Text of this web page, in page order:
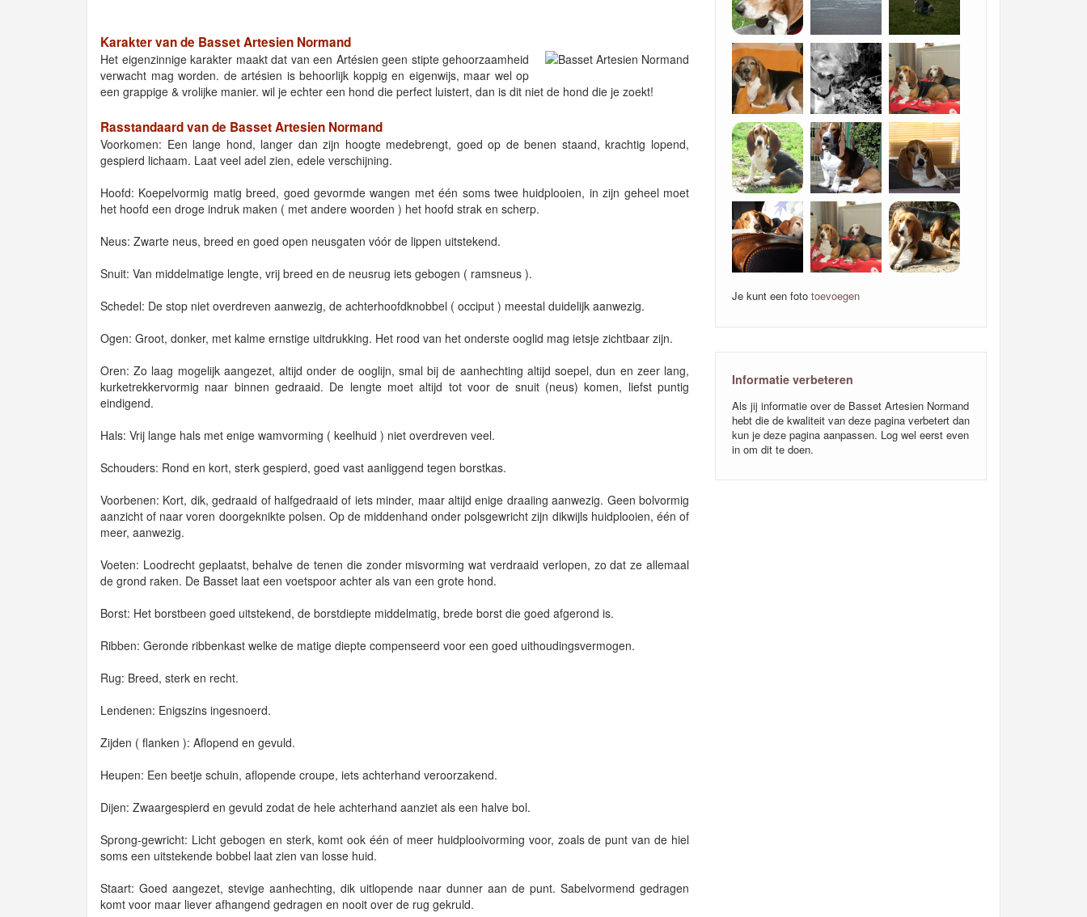
Karakter van de Basset Artesien Normand
Het eigenzinnige karakter maakt dat van een Artésien geen stipte gehoorzaamheid
verwacht mag worden. de artésien is behoorlijk koppig en eigenwijs, maar wel op
een grappige & vrolijke manier. wil je echter een hond die perfect luistert, dan is dit niet de hond die je zoekt!
Rasstandaard van de Basset Artesien Normand
Voorkomen: Een lange hond, langer dan zijn hoogte medebrengt, goed op de benen staand, krachtig lopend,
gespierd lichaam. Laat veel adel zien, edele verschijning.
Hoofd: Koepelvormig matig breed, goed gevormde wangen met één soms twee huidplooien, in zijn geheel moet
het hoofd een droge indruk maken ( met andere woorden ) het hoofd strak en scherp.
Neus: Zwarte neus, breed en goed open neusgaten vóór de lippen uitstekend.
Snuit: Van middelmatige lengte, vrij breed en de neusrug iets gebogen ( ramsneus ).
Schedel: De stop niet overdreven aanwezig, de achterhoofdknobbel ( occiput ) meestal duidelijk aanwezig.
Ogen: Groot, donker, met kalme ernstige uitdrukking. Het rood van het onderste ooglid mag ietsje zichtbaar zijn.
Oren: Zo laag mogelijk aangezet, altijd onder de ooglijn, smal bij de aanhechting altijd soepel, dun en zeer lang,
kurketrekkervormig naar binnen gedraaid. De lengte moet altijd tot voor de snuit (neus) komen, liefst puntig
eindigend.
Hals: Vrij lange hals met enige wamvorming ( keelhuid ) niet overdreven veel.
Schouders: Rond en kort, sterk gespierd, goed vast aanliggend tegen borstkas.
Voorbenen: Kort, dik, gedraaid of halfgedraaid of iets minder, maar altijd enige draaiing aanwezig. Geen bolvormig
aanzicht of naar voren doorgeknikte polsen. Op de middenhand onder polsgewricht zijn dikwijls huidplooien, één of
meer, aanwezig.
Voeten: Loodrecht geplaatst, behalve de tenen die zonder misvorming wat verdraaid verlopen, zo dat ze allemaal
de grond raken. De Basset laat een voetspoor achter als van een grote hond.
Borst: Het borstbeen goed uitstekend, de borstdiepte middelmatig, brede borst die goed afgerond is.
Ribben: Geronde ribbenkast welke de matige diepte compenseerd voor een goed uithoudingsvermogen.
Rug: Breed, sterk en recht.
Lendenen: Enigszins ingesnoerd.
Zijden ( flanken ): Aflopend en gevuld.
Heupen: Een beetje schuin, aflopende croupe, iets achterhand veroorzakend.
Dijen: Zwaargespierd en gevuld zodat de hele achterhand aanziet als een halve bol.
Sprong-gewricht: Licht gebogen en sterk, komt ook één of meer huidplooivorming voor, zoals de punt van de hiel
soms een uitstekende bobbel laat zien van losse huid.
Staart: Goed aangezet, stevige aanhechting, dik uitlopende naar dunner aan de punt. Sabelvormend gedragen
komt voor maar liever afhangend gedragen en nooit over de rug gekruld.
Je kunt een foto toevoegen
Informatie verbeteren
Als jij informatie over de Basset Artesien Normand
hebt die de kwaliteit van deze pagina verbetert dan
kun je deze pagina aanpassen. Log wel eerst even
in om dit te doen.